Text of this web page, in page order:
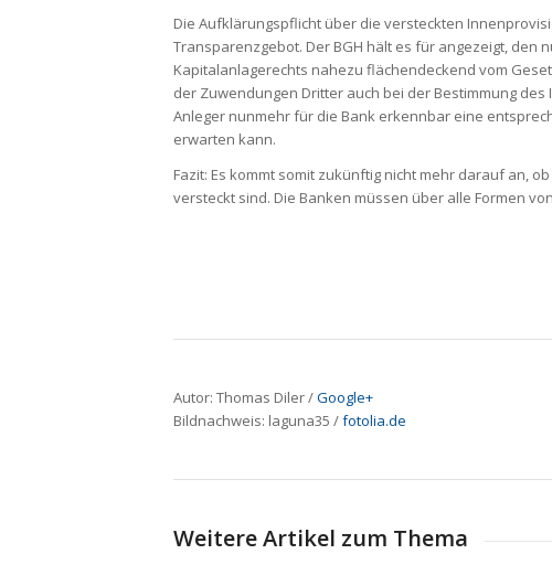
Die Aufklärungspflicht über die versteckten
Transparenzgebot. Der BGH hält es für angezeigt, den
Kapitalanlagerechts nahezu flächendeckend vom
der Zuwendungen Dritter auch bei der Bestimmung
Anleger nunmehr für die Bank erkennbar eine
erwarten kann.
Fazit: Es kommt somit zukünftig nicht mehr darauf an,
versteckt sind. Die Banken müssen über alle Formen
Autor: Thomas Diler /Google+
Bildnachweis: laguna35 /fotolia.de
Weitere Artikel zum Thema